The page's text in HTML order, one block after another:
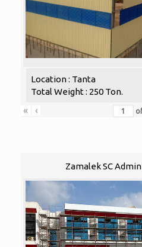
Location : Tanta
Total Weight : 250 Ton.
«
‹
Zamalek SC